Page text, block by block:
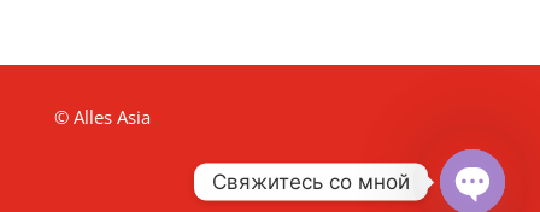
© Alles Asia
Свяжитесь со мной